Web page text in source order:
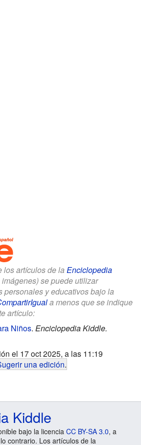
los artículos de la Enciclopedia
se puede utilizar
personales y educativos bajo la
a menos que se indique
artículo:
Niños. Enciclopedia Kiddle.
el 17 oct 2025, a las 11:19
una edición.
Kiddle
bajo la licencia CC BY-SA 3.0, a
contrario. Los artículos de la